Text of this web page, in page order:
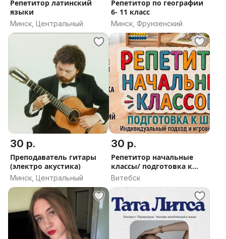
Репетитор латинский
языки
Минск, Центральный
Репетитор по географии
6- 11 класс
Минск, Фрунзенский
30 р.
Преподаватель гитары
(электро акустика)
Минск, Центральный
30 р.
Репетитор начальные
классы/ подготовка к
школе
Витебск